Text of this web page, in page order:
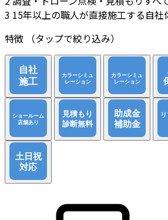
3 15年以上の職人が直接施工する自社
特徴
（タップで絞り込み）